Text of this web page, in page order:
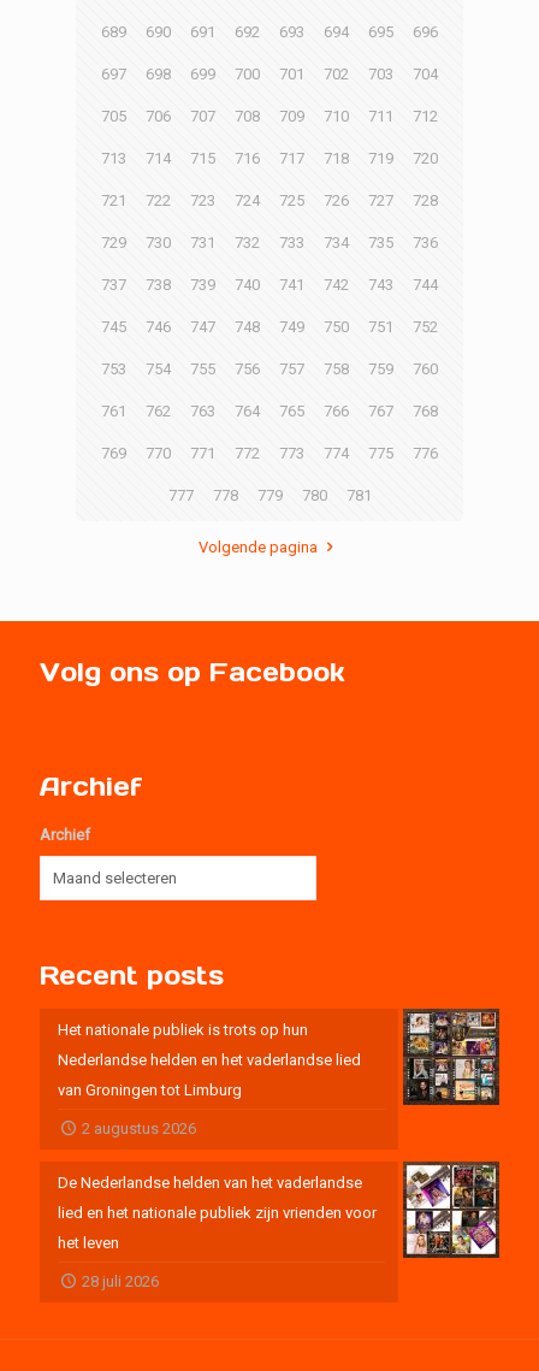
689 690 691 692 693 694 695 696
697 698 699 700 701 702 703 704
705 706 707 708 709 710 711 712
713 714 715 716 717 718 719 720
721 722 723 724 725 726 727 728
729 730 731 732 733 734 735 736
737 738 739 740 741 742 743 744
745 746 747 748 749 750 751 752
753 754 755 756 757 758 759 760
761 762 763 764 765 766 767 768
769 770 771 772 773 774 775 776
777 778 779 780 781
Volgende pagina
Volg ons op Facebook
Archief
Archief
Recent posts
Het nationale publiek is trots op hun
Nederlandse helden en het vaderlandse lied
van Groningen tot Limburg
2 augustus 2026
De Nederlandse helden van het vaderlandse
lied en het nationale publiek zijn vrienden voor
het leven
28 juli 2026